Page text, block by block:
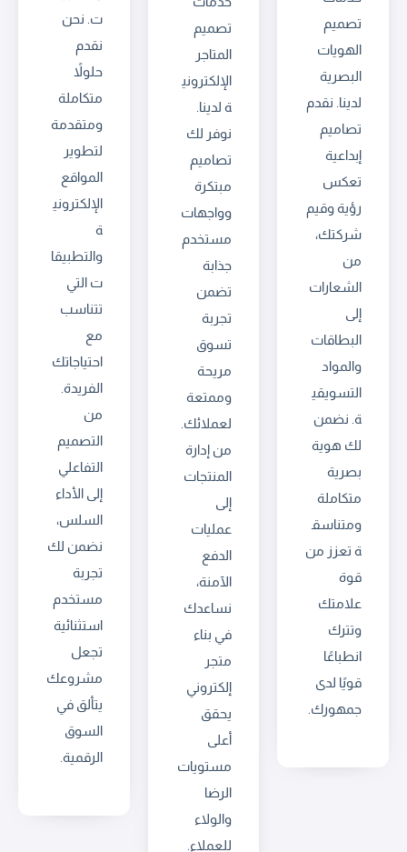
تصميم
الهويات
البصرية
لدينا. نقدم
تصاميم
إبداعية
تعكس
رؤية وقيم
شركتك،
من
الشعارات
إلى
البطاقات
والمواد
التسويقي
ة. نضمن
لك هوية
بصرية
متكاملة
ومتناسق
ة تعزز من
قوة
علامتك
وتترك
انطباعًا
قويًا لدى
جمهورك.
تصميم
المتاجر
الإلكتروني
ة لدينا.
نوفر لك
تصاميم
مبتكرة
وواجهات
مستخدم
جذابة
تضمن
تجربة
تسوق
مريحة
وممتعة
لعملائك.
من إدارة
المنتجات
إلى
عمليات
الدفع
الآمنة،
نساعدك
في بناء
متجر
إلكتروني
يحقق
أعلى
مستويات
الرضا
والولاء
للعملاء.
ت. نحن
نقدم
حلولاً
متكاملة
ومتقدمة
لتطوير
المواقع
الإلكتروني
ة
والتطبيقا
ت التي
تتناسب
مع
احتياجاتك
الفريدة.
من
التصميم
التفاعلي
إلى الأداء
السلس،
نضمن لك
تجربة
مستخدم
استثنائية
تجعل
مشروعك
يتألق في
السوق
الرقمية.